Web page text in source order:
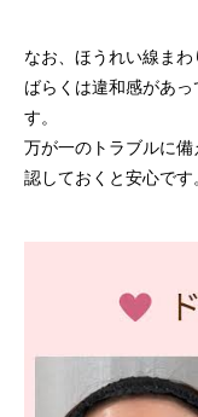
なお、ほうれい線ま
ばらくは違和感があ
す。
万が一のトラブルに
認しておくと安心です